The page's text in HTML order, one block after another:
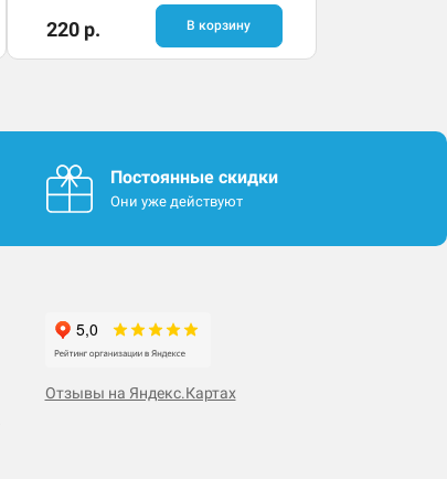
220 р. В корзину
Постоянные скидки
Они уже действуют
Отзывы на Яндекс.Картах